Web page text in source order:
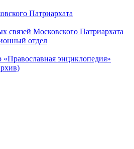
Патриархата
связей Московского Патриархата
отдел
энциклопедия»